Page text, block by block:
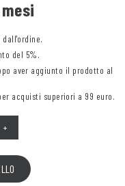
del 5%.
aver aggiunto il prodotto al
acquisti superiori a 99 euro.